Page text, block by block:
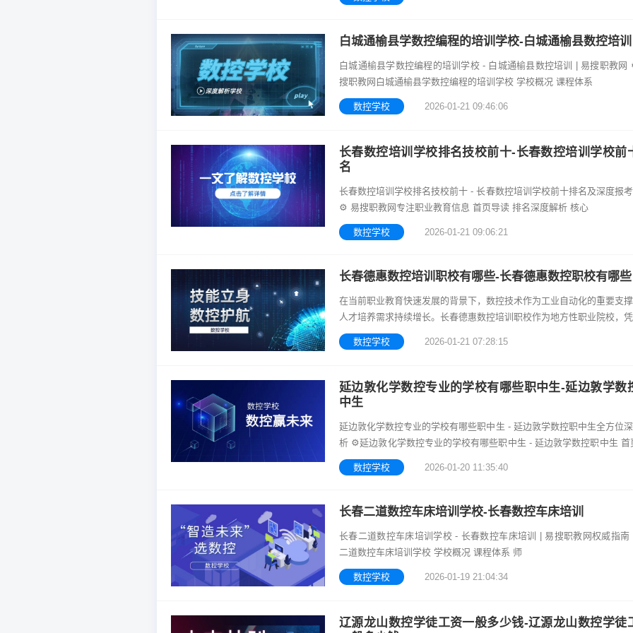
白城通榆县学数控编程的培训学校-白城通榆县数控培训
白城通榆县学数控编程的培训学校 - 白城通榆县数控培训 | 易搜职教网
搜职教网白城通榆县学数控编程的培训学校 学校概况 课程体系
数控学校 2026-01-21 09:46:06
长春数控培训学校排名技校前十-长春数控培训学校前
名
长春数控培训学校排名技校前十 - 长春数控培训学校前十排名及深度报
⚙️ 易搜职教网专注职业教育信息 首页导读 排名深度解析 核心
数控学校 2026-01-21 09:06:21
长春德惠数控培训职校有哪些-长春德惠数控职校有哪些
在当前职业教育快速发展的背景下，数控技术作为工业自动化的重要支
人才培养需求持续增长。长春德惠数控培训职校作为地方性职业院校，凭
年积累和专业特色，成为区域数控技术人才培养的重要力量。该职校以“
为本
数控学校 2026-01-21 07:28:15
延边敦化学数控专业的学校有哪些职中生-延边敦学数
中生
延边敦化学数控专业的学校有哪些职中生 - 延边敦学数控职中生全方位
析 ⚙️延边敦化学数控专业的学校有哪些职中生 - 延边敦学数控职中生 首
业概况
数控学校
2026-01-20 11:35:40
长春二道数控车床培训学校-长春数控车床培训
长春二道数控车床培训学校 - 长春数控车床培训 | 易搜职教网权威指南
二道数控车床培训学校 学校概况 课程体系 师
数控学校 2026-01-19 21:04:34
辽源龙山数控学徒工资一般多少钱-辽源龙山数控学徒